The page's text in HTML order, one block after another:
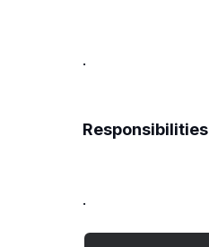
.
Responsibilities
.